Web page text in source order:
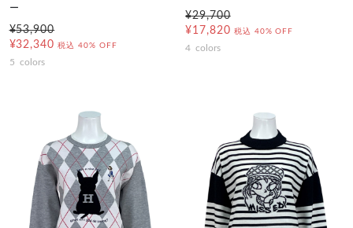
ー
¥53,900
¥32,340 税込 40% OFF
5 colors
¥29,700
¥17,820 税込 40% OFF
4 colors